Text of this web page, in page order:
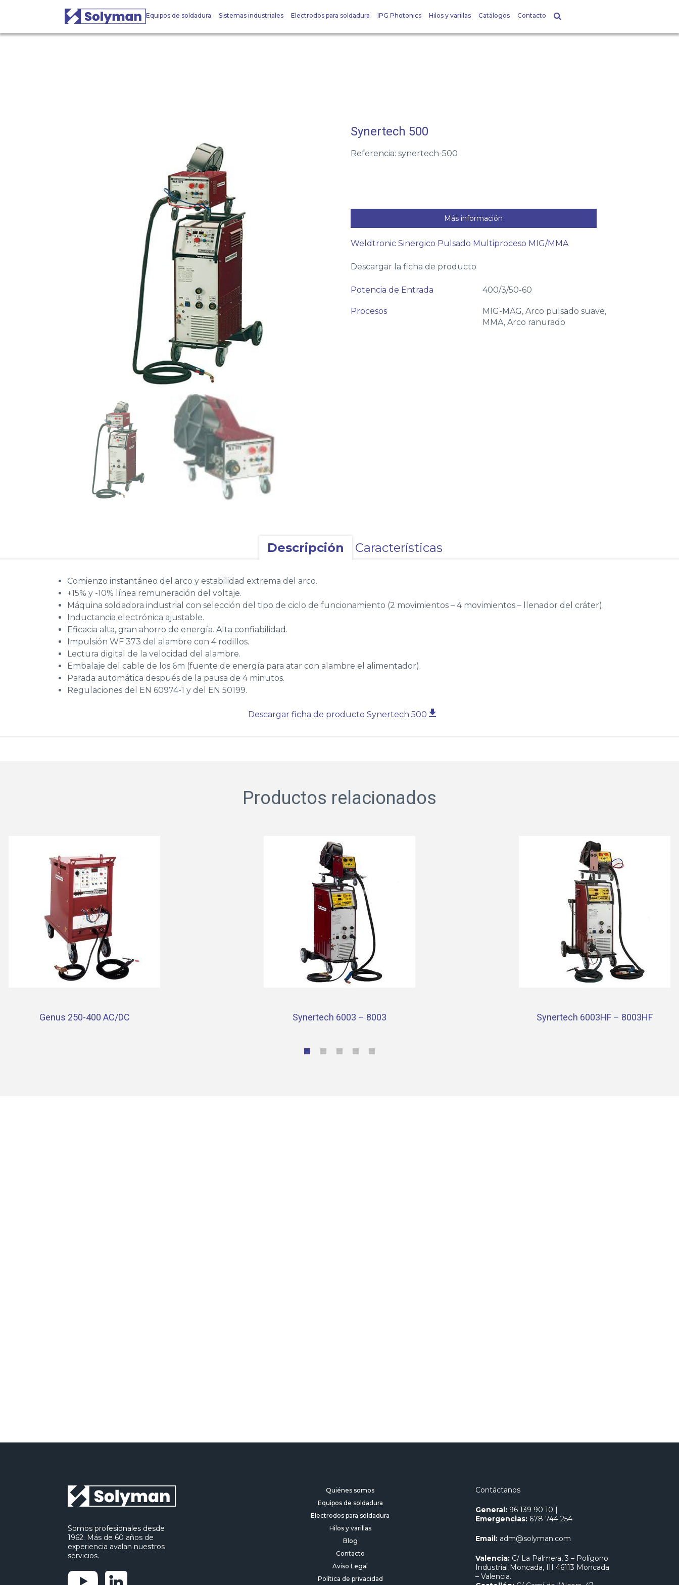
Equipos de soldadura Sistemas industriales Electrodos para soldadura IPG Photonics Hilos y varillas Catálogos Contacto
Referencia: synertech-500
Weldtronic Sinergico Pulsado Multiproceso MIG/MMA
Descargar la ficha de producto
Potencia de Entrada 400/3/50-60
Procesos
MIG-MAG, Arco pulsado suave,
MMA, Arco ranurado
Más información
Synertech 500
Descripción Características
Comienzo instantáneo del arco y estabilidad extrema del arco.
+15% y -10% línea remuneración del voltaje.
Máquina soldadora industrial con selección del tipo de ciclo de funcionamiento (2 movimientos – 4 movimientos – llenador del cráter).
Inductancia electrónica ajustable.
Eficacia alta, gran ahorro de energía. Alta confiabilidad.
Impulsión WF 373 del alambre con 4 rodillos.
Lectura digital de la velocidad del alambre.
Embalaje del cable de los 6m (fuente de energía para atar con alambre el alimentador).
Parada automática después de la pausa de 4 minutos.
Regulaciones del EN 60974-1 y del EN 50199.
Descargar ficha de producto Synertech 500
Productos relacionados
Genus 250-400 AC/DC Synertech 6003 – 8003 Synertech 6003HF – 8003HF
Somos profesionales desde
1962. Más de 60 años de
experiencia avalan nuestros
servicios.
Quiénes somos
Equipos de soldadura
Electrodos para soldadura
Hilos y varillas
Blog
Contacto
Aviso Legal
Política de privacidad
Contáctanos
General: 96 139 90 10 |
Emergencias: 678 744 254
Email: adm@solyman.com
Valencia:C/ La Palmera, 3 – Polígono
Industrial Moncada, III 46113 Moncada
– Valencia.